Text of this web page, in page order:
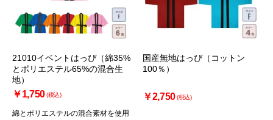
21010イベントはっぴ（綿35%
とポリエステル65%の混合生
地）
￥1,750(税込)
綿とポリエステルの混合素材を使用
国産無地はっぴ（コットン
100％）
￥2,750(税込)